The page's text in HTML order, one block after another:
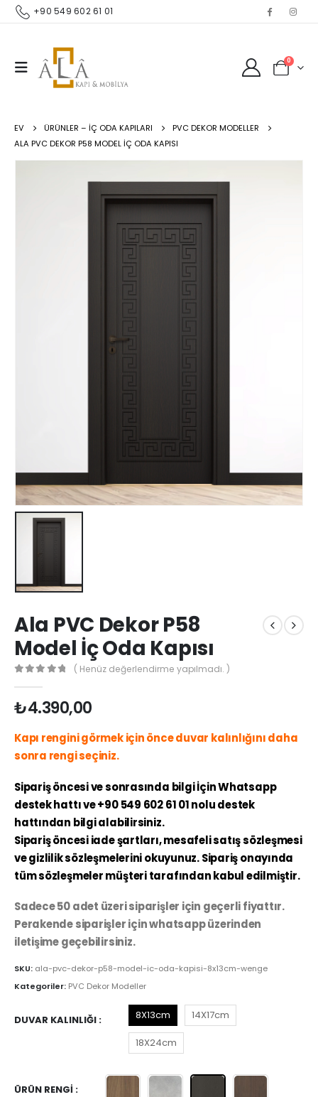
+90 549 602 61 01
0
EV ÜRÜNLER – İÇ ODA KAPILARI
PVC DEKOR MODELLER
ALA PVC DEKOR P58 MODEL İÇ ODA KAPISI
Ala PVC Dekor P58
Model İç Oda Kapısı
( Henüz değerlendirme yapılmadı. )
₺4.390,00
Kapı rengini görmek için önce duvar kalınlığını daha
sonra rengi seçiniz.
Sipariş öncesi ve sonrasında bilgi İçin Whatsapp
destek hattı ve +90 549 602 61 01 nolu destek
hattından bilgi alabilirsiniz.
Sipariş öncesi iade şartları, mesafeli satış sözleşmesi
ve gizlilik sözleşmelerini okuyunuz. Sipariş onayında
tüm sözleşmeler müşteri tarafından kabul edilmiştir.
Sadece 50 adet üzeri siparişler için geçerli fiyattır.
Perakende siparişler için whatsapp üzerinden
iletişime geçebilirsiniz.
SKU: ala-pvc-dekor-p58-model-ic-oda-kapisi-8x13cm-wenge
Kategoriler: PVC Dekor Modeller
DUVAR KALINLIĞI 8X13cm 14X17cm
18X24cm
ÜRÜN RENGI